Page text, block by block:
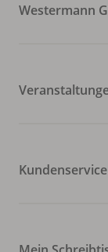
Westermann
Kundenservice